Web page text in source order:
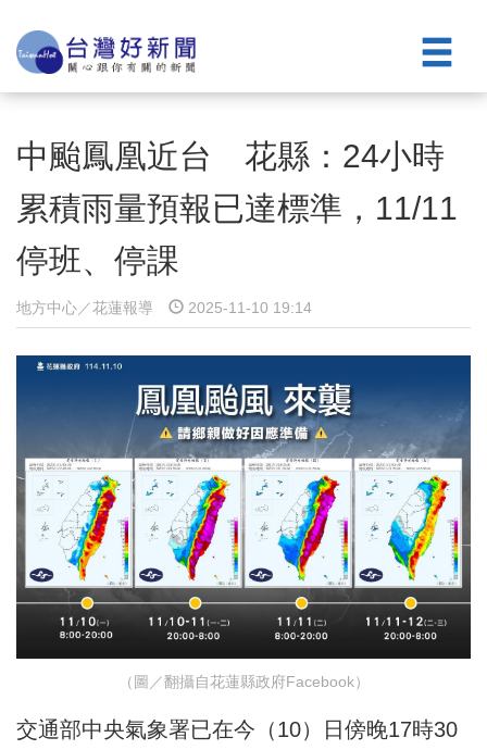
中颱鳳凰近台 花縣：24小時
累積雨量預報已達標準，11/11
停班、停課
地方中心／花蓮報導 2025-11-10 19:14
（圖／翻攝自花蓮縣政府Facebook）
交通部中央氣象署已在今（10）日傍晚17時30